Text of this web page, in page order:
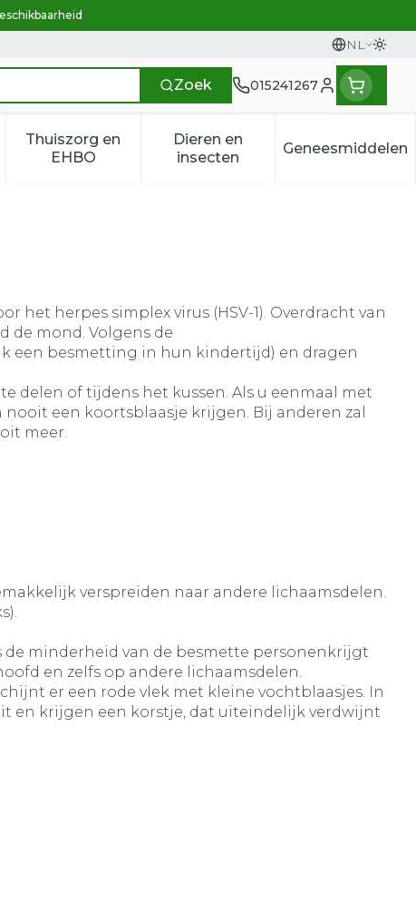
NL
Talen
Zoek 015241267
Klant menu
categorie
50+ categorie
voor Natuur geneeskunde categorie
Thuiszorg en
EHBOToon submenu voor Thuiszorg en EHBO
Dieren en
insectenToon submenu voor Dieren
Geneesmiddelen
Toon
het herpes simplex virus (HSV-1). Overdracht van
de mond. Volgens de
een besmetting in hun kindertijd) en dragen
delen of tijdens het kussen. Als u eenmaal met
een koortsblaasje krijgen. Bij anderen zal
meer.
verspreiden naar andere lichaamsdelen.
minderheid van de besmette personenkrijgt
en zelfs op andere lichaamsdelen.
er een rode vlek met kleine vochtblaasjes. In
en krijgen een korstje, dat uiteindelijk verdwijnt